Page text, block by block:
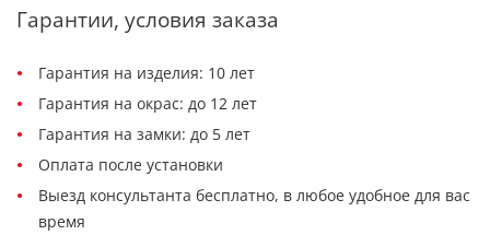
Гарантии, условия заказа
Гарантия на изделия: 10 лет
Гарантия на окрас: до 12 лет
Гарантия на замки: до 5 лет
Оплата после установки
Выезд консультанта бесплатно, в любое удобное для вас
время